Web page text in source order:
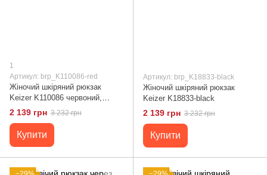
1
Артикул: brp_K110086-red
Жіночий шкіряний рюкзак
Keizer K110086 червоний,
середній розмір, натуральна
шкіра, з кишенями
2 139 грн 3 232 грн
Купити
Артикул: brp_K18833-black
Жіночий шкіряний рюкзак
Keizer K18833-black
2 139 грн 3 232 грн
Купити